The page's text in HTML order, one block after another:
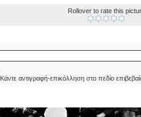
Rollover to rate this
Κάντε αντιγραφή-επικόλληση στο πεδίο